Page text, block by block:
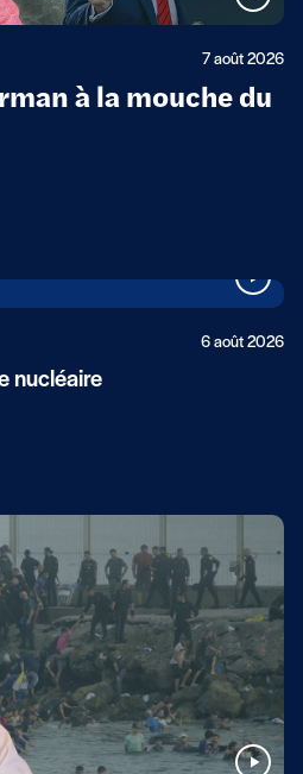
7 août 2026
à la mouche du
6 août 2026
nucléaire